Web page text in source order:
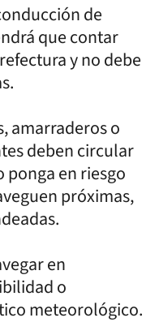
de
que contar
y no debe
amarraderos o
deben circular
ponga en riesgo
próximas,
en
o
meteorológico.